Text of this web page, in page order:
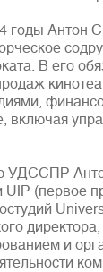
годы Антон
В его
включая
УДССПР
UIP (первое
и